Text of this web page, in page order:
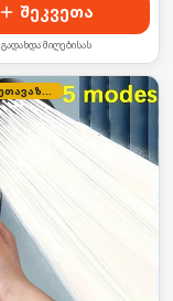
შეკვეთა
გადახდა მიღებისას
კვირის შეთავაზება